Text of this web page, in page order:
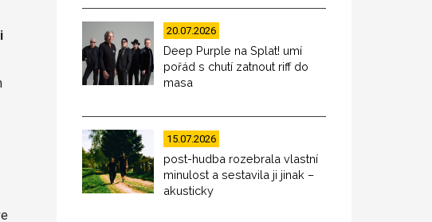
20.07.2026
Deep Purple na Splat! umí
pořád s chutí zatnout riff do
masa
15.07.2026
post-hudba rozebrala vlastní
minulost a sestavila ji jinak –
akusticky